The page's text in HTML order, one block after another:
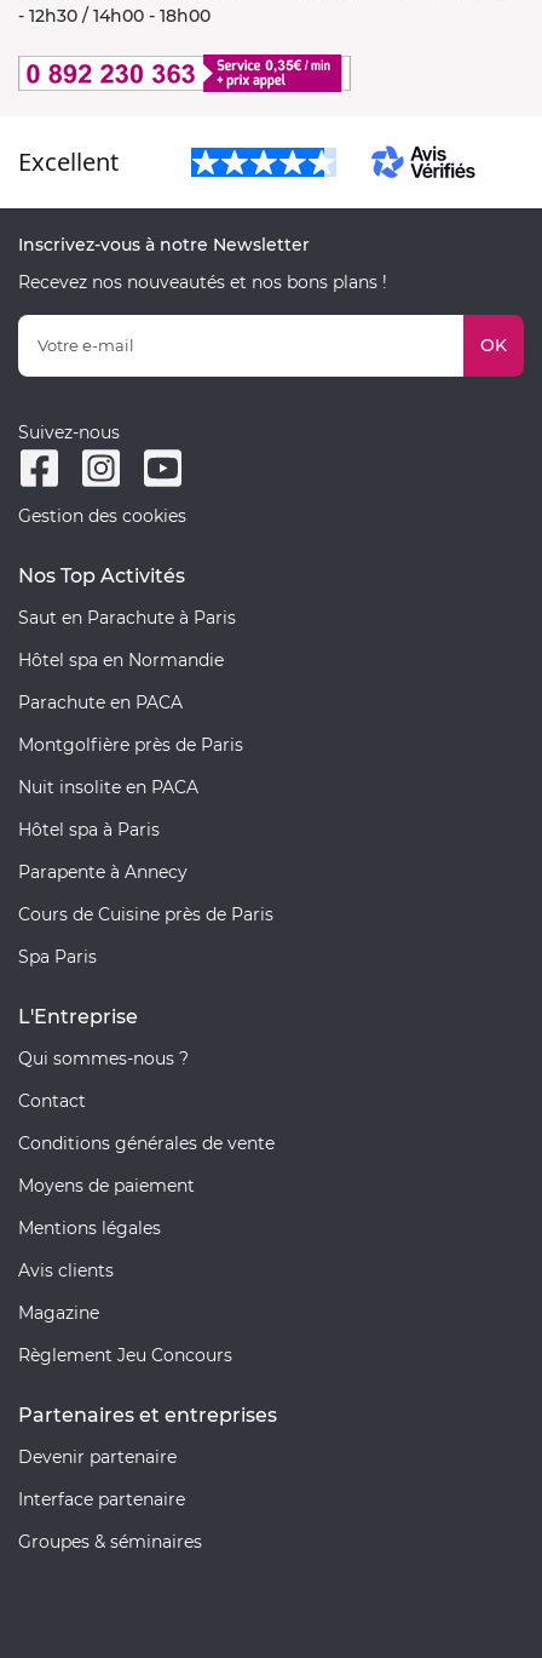
- 12h30 / 14h00 - 18h00
Excellent
Inscrivez-vous à notre Newsletter
Recevez nos nouveautés et nos bons plans !
OK
Suivez-nous
Gestion des cookies
Nos Top Activités
Saut en Parachute à Paris
Hôtel spa en Normandie
Parachute en PACA
Montgolfière près de Paris
Nuit insolite en PACA
Hôtel spa à Paris
Parapente à Annecy
Cours de Cuisine près de Paris
Spa Paris
L'Entreprise
Qui sommes-nous ?
Contact
Conditions générales de vente
Moyens de paiement
Mentions légales
Avis clients
Magazine
Règlement Jeu Concours
Partenaires et entreprises
Devenir partenaire
Interface partenaire
Groupes & séminaires